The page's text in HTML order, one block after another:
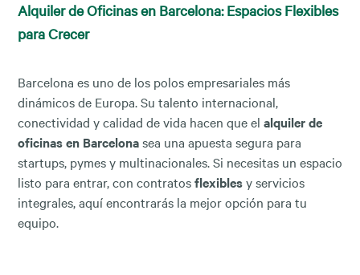
Alquiler de Oficinas en Barcelona: Espacios Flexibles
para Crecer
Barcelona es uno de los polos empresariales más
dinámicos de Europa. Su talento internacional,
conectividad y calidad de vida hacen que el alquiler de
oficinas en Barcelonasea una apuesta segura para
startups, pymes y multinacionales. Si necesitas un espacio
listo para entrar, con contratosflexiblesy servicios
integrales, aquí encontrarás la mejor opción para tu
equipo.